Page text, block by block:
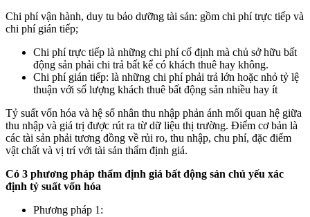
Chi phí vận hành, duy tu bảo dưỡng tài sản: gồm chi phí trực tiếp và
chi phí gián tiếp;
Chi phí trực tiếp là những chi phí cố định mà chủ sở hữu bất
động sản phải chi trả bất kể có khách thuê hay không.
Chi phí gián tiếp: là những chi phí phải trả lớn hoặc nhỏ tỷ lệ
thuận với số lượng khách thuê bất động sản nhiều hay ít
Tỷ suất vốn hóa và hệ số nhân thu nhập phản ánh mối quan hệ giữa
thu nhập và giá trị được rút ra từ dữ liệu thị trường. Điểm cơ bản là
các tài sản phải tương đồng về rủi ro, thu nhập, chu phí, đặc điểm
vật chất và vị trí với tài sản thẩm định giá.
Có 3 phương pháp thẩm định giá bất động sản chủ yếu xác
định tỷ suất vốn hóa
Phương pháp 1: